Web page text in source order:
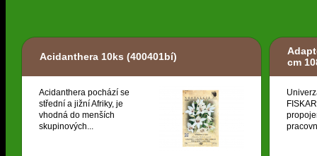
Acidanthera 10ks (400401bí)
Acidanthera pochází se
střední a jižní Afriky, je
vhodná do menších
skupinových...
cm